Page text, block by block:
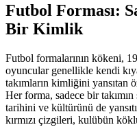
Futbol Forması:
Bir Kimlik
Futbol formalarının kökeni,
oyuncular genellikle kendi
takımların kimliğini yansıtan
Her forma, sadece bir
tarihini ve kültürünü de
kırmızı çizgileri, kulübün